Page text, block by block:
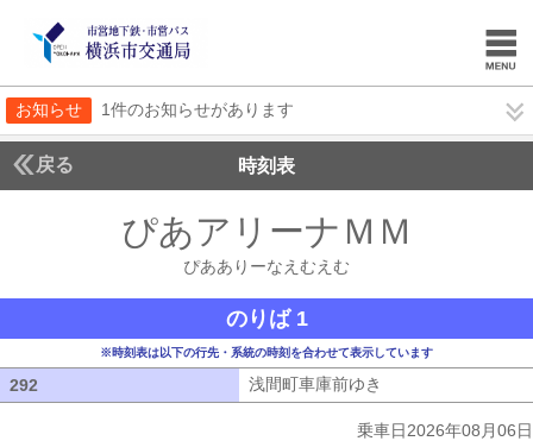
お知らせ 1件のお知らせがあります
戻る 時刻表
ぴあアリーナＭＭ
ぴあありーなえむえむ
のりば 1
※時刻表は以下の行先・系統の時刻を合わせて表示しています
292 浅間町車庫前ゆき
乗車日2026年08月06日